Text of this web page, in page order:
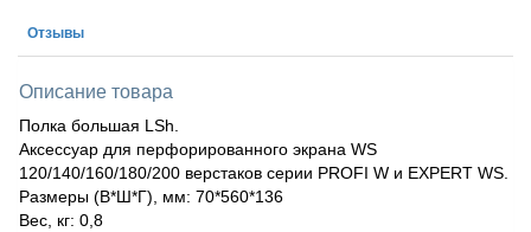
Отзывы
Описание товара
Полка большая LSh.
Аксессуар для перфорированного экрана WS
120/140/160/180/200 верстаков серии PROFI W и EXPERT WS.
Размеры (В*Ш*Г), мм: 70*560*136
Вес, кг: 0,8